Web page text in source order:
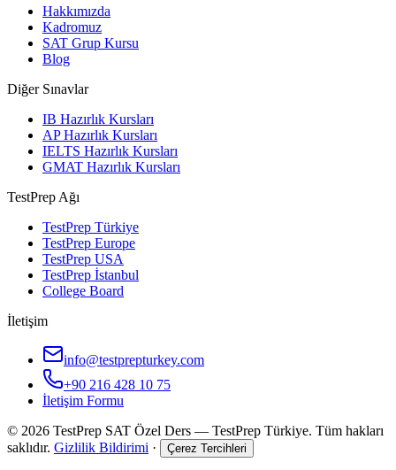
Hakkımızda
Kadromuz
SAT Grup Kursu
Blog
Diğer Sınavlar
IB Hazırlık Kursları
AP Hazırlık Kursları
IELTS Hazırlık Kursları
GMAT Hazırlık Kursları
TestPrep Ağı
TestPrep Türkiye
TestPrep Europe
TestPrep USA
TestPrep İstanbul
College Board
İletişim
info@testprepturkey.com
+90 216 428 10 75
İletişim Formu
© 2026 TestPrep SAT Özel Ders — TestPrep Türkiye. Tüm hakları
saklıdır. Gizlilik Bildirimi · Çerez Tercihleri